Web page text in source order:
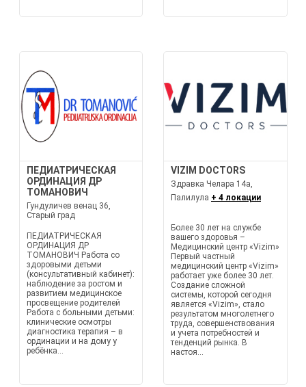
ПЕДИАТРИЧЕСКАЯ
ОРДИНАЦИЯ ДР
ТОМАНОВИЧ
Гундуличев венац 36,
Старый град
ПЕДИАТРИЧЕСКАЯ
ОРДИНАЦИЯ ДР
ТОМАНОВИЧ Работа со
здоровыми детьми
(консультативный кабинет):
наблюдение за ростом и
развитием медицинское
просвещение родителей
Работа с больными детьми:
клинические осмотры
диагностика терапия – в
ординации и на дому у
ребёнка...
VIZIM DOCTORS
Здравка Челара 14а,
Палилула + 4 локации
Более 30 лет на службе
вашего здоровья –
Медицинский центр «Vizim»
Первый частный
медицинский центр «Vizim»
работает уже более 30 лет.
Создание сложной
системы, которой сегодня
является «Vizim», стало
результатом многолетнего
труда, совершенствования
и учета потребностей и
тенденций рынка. В
настоя...